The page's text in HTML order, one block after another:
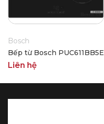
Bosch
Bếp từ Bosch PUC611BB5E
Liên hệ